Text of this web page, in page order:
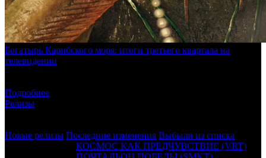
Богатырь Карибского моря: итоги третьего квартала на
телевидении
Подробнее
Релизы
Новые релизы Последние изменения Выбыли из списка
КОСМОС КАК ПРЕДЧУВСТВИЕ (VRT)